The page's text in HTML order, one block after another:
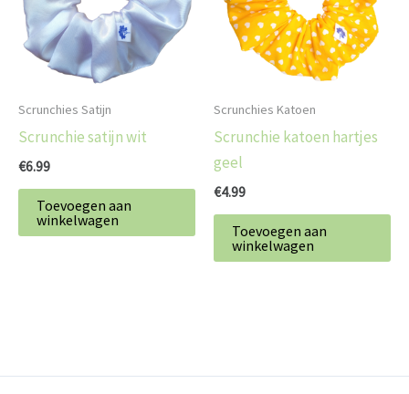
Scrunchies Satijn
Scrunchie satijn wit
€6.99
Toevoegen aan
winkelwagen
Scrunchies Katoen
Scrunchie katoen hartjes
geel
€4.99
Toevoegen aan
winkelwagen